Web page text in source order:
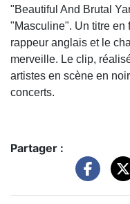
"Beautiful And Brutal
"Masculine". Un titre en
rappeur anglais et le
merveille. Le clip,
artistes en scène en
concerts.
Partager :